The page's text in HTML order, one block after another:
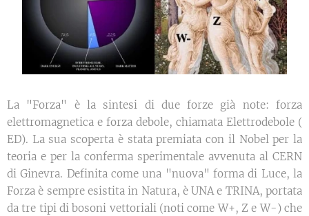
La "Forza" è la sintesi di due forze già note: forza
elettromagnetica e forza debole, chiamata Elettrodebole (
ED). La sua scoperta è stata premiata con il Nobel per la
teoria e per la conferma sperimentale avvenuta al CERN
di Ginevra. Definita come una "nuova" forma di Luce, la
Forza è sempre esistita in Natura, è UNA e TRINA, portata
da tre tipi di bosoni vettoriali (noti come W+, Z e W-) che